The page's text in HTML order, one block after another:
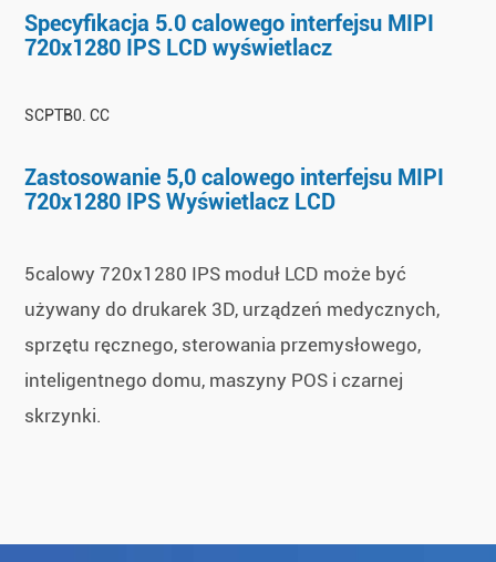
Specyfikacja 5.0 calowego interfejsu MIPI
720x1280 IPS LCD wyświetlacz
SCPTB0. CC
Zastosowanie 5,0 calowego interfejsu MIPI
720x1280 IPS Wyświetlacz LCD
5calowy 720x1280 IPS moduł LCD może być
używany do drukarek 3D, urządzeń medycznych,
sprzętu ręcznego, sterowania przemysłowego,
inteligentnego domu, maszyny POS i czarnej
skrzynki.